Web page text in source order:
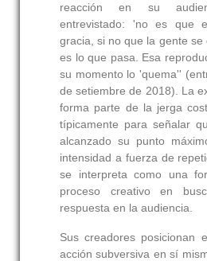
reacción en su
entrevistado: 'no es que
gracia, si no que la gente se
es lo que pasa. Esa
su momento lo 'quema''
de setiembre de 2018). La
forma parte de la jerga
típicamente para señalar
alcanzado su punto
intensidad a fuerza de
se interpreta como una
proceso creativo en
respuesta en la audiencia.
Sus creadores posicionan
acción subversiva en sí